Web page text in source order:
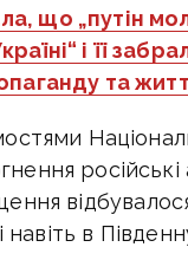
що „путін
і її
та
навіть в